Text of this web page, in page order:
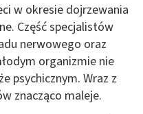
w okresie dojrzewania
Część specjalistów
nerwowego oraz
organizmie nie
psychicznym. Wraz z
znacząco maleje.